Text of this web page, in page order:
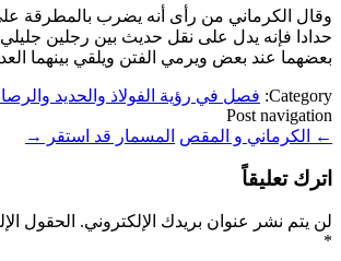
وقال الكرماني من رأى أنه يضرب بالمطرقة
حدادا فإنه يدل على نقل حديث بين رجلين جليلي
بعضهما عند بعض ويرمي الفتن ويلقي بينهما
Category: فصل في رؤية الفولاذ والحديد
Post navigation
←
الكرماني و المقص المسمار قد استقر →
اترك تعليقاً
لن يتم نشر عنوان بريدك الإلكتروني. الحقول
*